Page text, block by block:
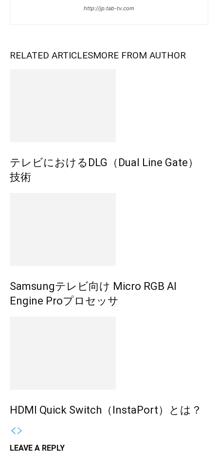
http://jp.tab-tv.com
RELATED ARTICLESMORE FROM AUTHOR
テレビにおけるDLG（Dual Line Gate）
技術
Samsungテレビ向け Micro RGB AI
Engine Proプロセッサ
HDMI Quick Switch（InstaPort）とは？
LEAVE A REPLY